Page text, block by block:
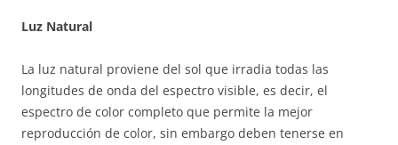
Luz Natural
La luz natural proviene del sol que irradia todas las
longitudes de onda del espectro visible, es decir, el
espectro de color completo que permite la mejor
reproducción de color, sin embargo deben tenerse en